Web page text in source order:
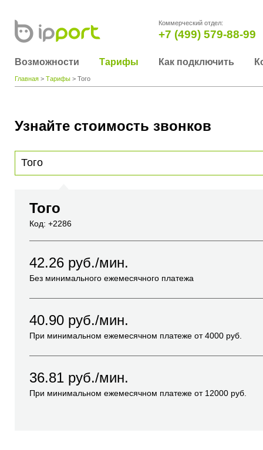
Коммерческий отдел:
+7 (499) 579-88-99
Возможности Тарифы Как подключить
Главная > Тарифы > Того
Узнайте стоимость звонков
Того
Код: +2286
42.26 руб./мин.
Без минимального ежемесячного платежа
40.90 руб./мин.
При минимальном ежемесячном платеже от4000 руб.
36.81 руб./мин.
При минимальном ежемесячном платеже от 12000 руб.